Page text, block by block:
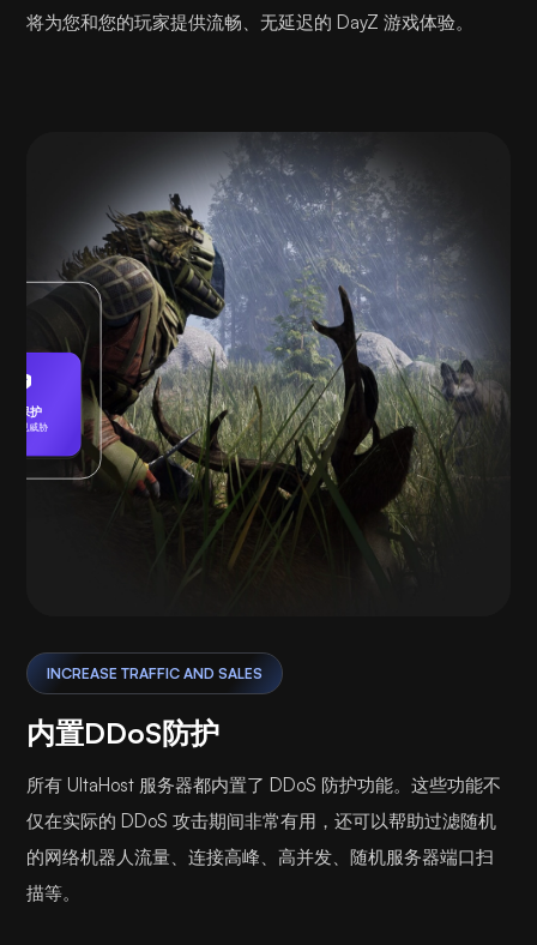
将为您和您的玩家提供流畅、无延迟的 DayZ 游戏体验。
INCREASE TRAFFIC AND SALES
内置DDoS防护
所有 UltaHost 服务器都内置了 DDoS 防护功能。这些功能不
仅在实际的 DDoS 攻击期间非常有用，还可以帮助过滤随机
的网络机器人流量、连接高峰、高并发、随机服务器端口扫
描等。
受保护
发现威胁